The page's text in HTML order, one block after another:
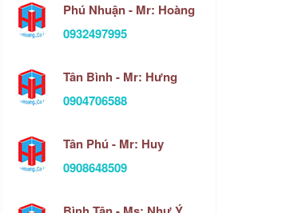
Phú Nhuận - Mr: Hoàng
0932497995
Tân Bình - Mr: Hưng
0904706588
Tân Phú - Mr: Huy
0908648509